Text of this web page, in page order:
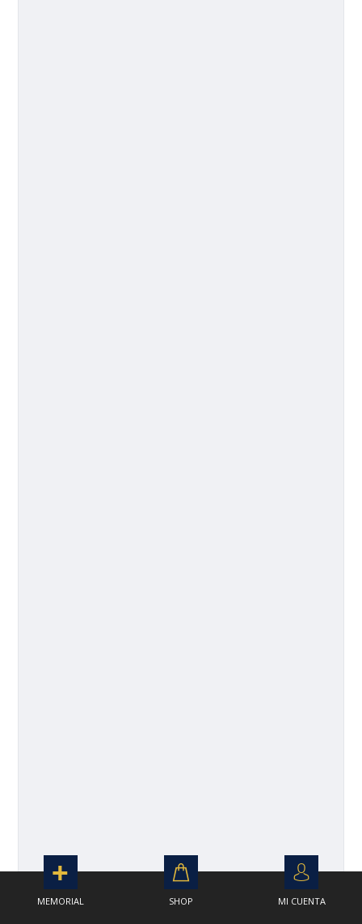
MEMORIAL SHOP MI CUENTA